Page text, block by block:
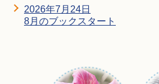
2026年7月24日
8月のブックスタート